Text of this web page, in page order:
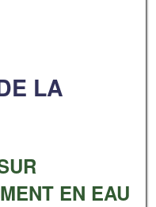
LA
EN EAU